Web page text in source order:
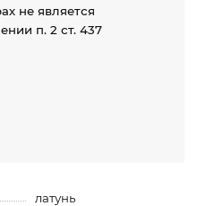
не является
п. 2 ст. 437
латунь